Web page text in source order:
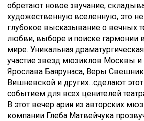
обретают новое звучание,
художественную вселенную, это не
глубокое высказывание о вечных
любви, выборе и поиске гармонии
мире. Уникальная
участие звезд мюзиклов Москвы и
Ярослава Баярунаса, Веры
Вишневской и других...сделают
событием для всех ценителей
В этот вечер арии из авторских
компании Глеба Матвейчука